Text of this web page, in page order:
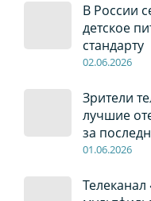
В России
детское
стандарту
02.06.2026
Зрители
лучшие
за
01.06.2026